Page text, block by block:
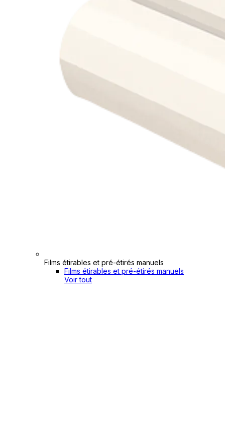
Films étirables et pré-étirés manuels
Films étirables et pré-étirés manuels
Voir tout